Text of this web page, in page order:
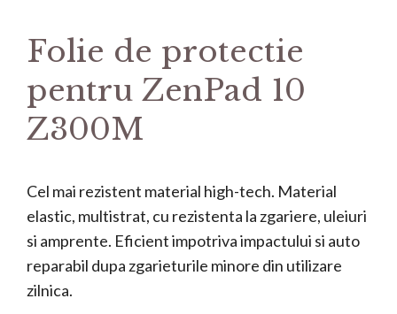
Folie de protectie
pentru ZenPad 10
Z300M
Cel mai rezistent material high-tech. Material
elastic, multistrat, cu rezistenta la zgariere, uleiuri
si amprente. Eficient impotriva impactului si auto
reparabil dupa zgarieturile minore din utilizare
zilnica.